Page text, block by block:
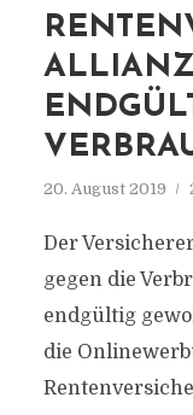
20. August 2019
Der
gegen die
endgültig
die